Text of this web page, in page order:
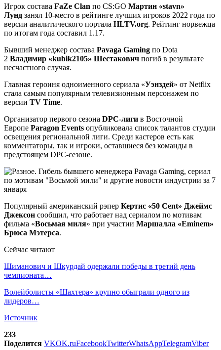
Игрок состава FaZe Clan по CS:GO Мартин «stavn»
Лунд занял 10-место в рейтинге лучших игроков 2022 года по
версии аналитического портала HLTV.org. Рейтинг норвежца
по итогам года составил 1.17.
Бывший менеджер состава Pavaga Gaming по Dota
2 Владимир «kubik2105» Шестакович погиб в результате
несчастного случая.
Главная героиня одноименного сериала «Уэнздей» от Netflix
стала самым популярным телевизионным персонажем по
версии TV Time.
Организатор первого сезона DPC-лиги в Восточной
Европе Paragon Events опубликовала список талантов студии
освещения региональной лиги. Среди кастеров есть как
комментаторы, так и игроки, оставшиеся без команды в
предстоящем DPC-сезоне.
Популярный американский рэпер Кертис «50 Cent» Джеймс
Джексон сообщил, что работает над сериалом по мотивам
фильма «Восьмая миля» при участии Маршалла «Eminem»
Брюса Мэтерса.
Сейчас читают
Шиманович и Шкурдай одержали победы в третий день
чемпионата…
Волейболисты «Шахтера» крупно обыграли одного из
лидеров…
Источник
233
Поделится VKOK.ruFacebookTwitterWhatsAppTelegramViber